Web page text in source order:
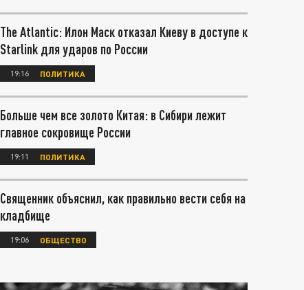
The Atlantic: Илон Маск отказал Киеву в доступе к
Starlink для ударов по России
19:16 ПОЛИТИКА
Больше чем все золото Китая: в Сибири лежит
главное сокровище России
19:11 ПОЛИТИКА
Священник объяснил, как правильно вести себя на
кладбище
19:06 ОБЩЕСТВО